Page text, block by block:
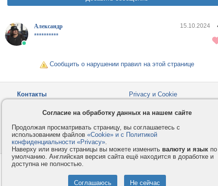
Александр 15.10.2024
**********
Сообщить о нарушении правил на этой странице
Контакты
Privacy и Cookie
Как оплатить
Форумы
© 2008-2026VMESTE.EU
Согласие на обработку данных на нашем сайте
Продолжая просматривать страницу, вы соглашаетесь с
использованием файлов «Cookie» и с Политикой
конфиденциальности «Privacy».
Наверху или внизу страницы вы можете изменить валюту и язык по
умолчанию. Английская версия сайта ещё находится в доработке и
доступна не полностью.